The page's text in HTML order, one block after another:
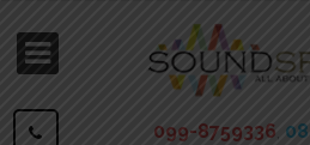
099-8759336,